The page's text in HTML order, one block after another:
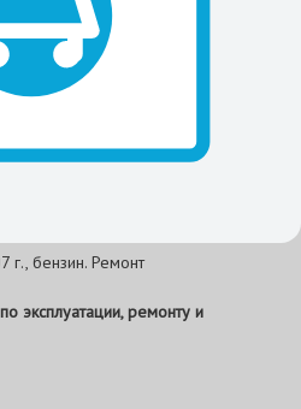
г., бензин. Ремонт
эксплуатации, ремонту и